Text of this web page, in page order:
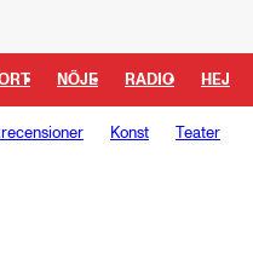
NÖJE RADIO HEJ
TV KULTUR LEDARE
Konst Teater